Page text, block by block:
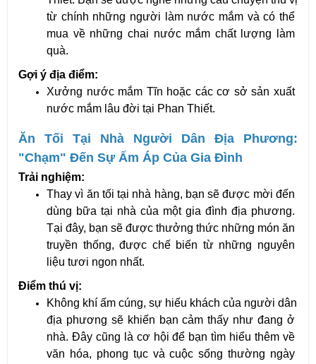
từ chính những người làm nước mắm và có thể
mua về những chai nước mắm chất lượng làm
quà.
Gợi ý địa điểm:
Xưởng nước mắm Tĩn hoặc các cơ sở sản xuất
nước mắm lâu đời tại Phan Thiết.
Ăn Tối Tại Nhà Người Dân Địa Phương:
"Chạm" Đến Sự Ấm Áp Của Gia Đình
Trải nghiệm:
Thay vì ăn tối tại nhà hàng, bạn sẽ được mời đến
dùng bữa tại nhà của một gia đình địa phương.
Tại đây, bạn sẽ được thưởng thức những món ăn
truyền thống, được chế biến từ những nguyên
liệu tươi ngon nhất.
Điểm thú vị:
Không khí ấm cúng, sự hiếu khách của người dân
địa phương sẽ khiến bạn cảm thấy như đang ở
nhà. Đây cũng là cơ hội để bạn tìm hiểu thêm về
văn hóa, phong tục và cuộc sống thường ngày